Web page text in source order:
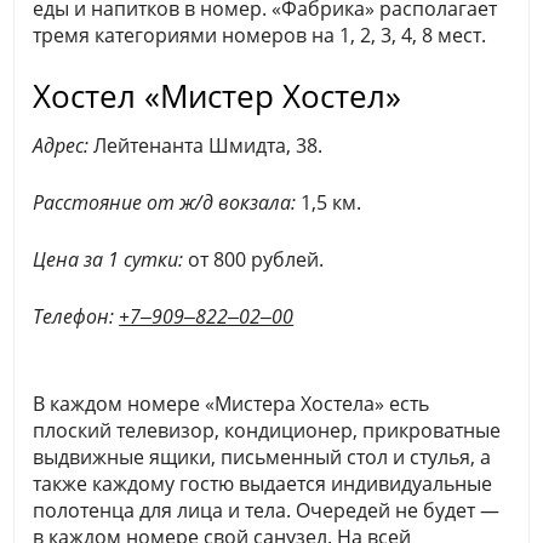
еды и напитков в номер. «Фабрика» располагает
тремя категориями номеров на 1, 2, 3, 4, 8 мест.
Хостел «Мистер Хостел»
Адрес:​Лейтенанта Шмидта, 38.
Расстояние от ж/д вокзала: 1,5 км.
Цена за 1 сутки: от 800 рублей.
Телефон: +7‒909‒822‒02‒00
В каждом номере «Мистера Хостела» есть
плоский телевизор, кондиционер, прикроватные
выдвижные ящики, письменный стол и стулья, а
также каждому гостю выдается индивидуальные
полотенца для лица и тела. Очередей не будет —
в каждом номере свой санузел. На всей